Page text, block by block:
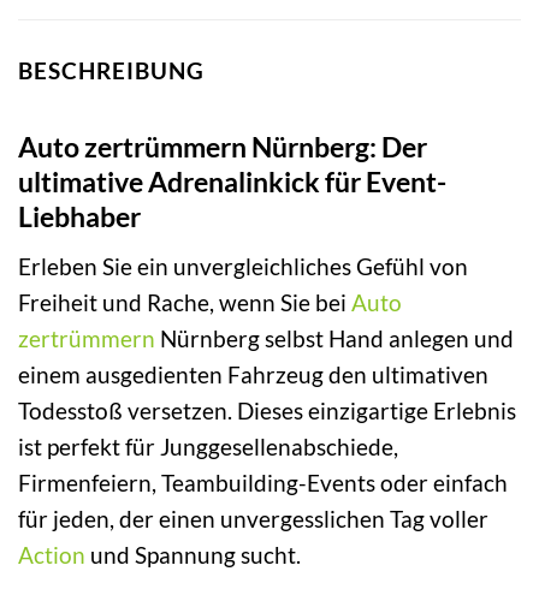
BESCHREIBUNG
Auto zertrümmern Nürnberg: Der
ultimative Adrenalinkick für Event-
Liebhaber
Erleben Sie ein unvergleichliches Gefühl von
Freiheit und Rache, wenn Sie bei Auto
zertrümmern Nürnberg selbst Hand anlegen und
einem ausgedienten Fahrzeug den ultimativen
Todesstoß versetzen. Dieses einzigartige Erlebnis
ist perfekt für Junggesellenabschiede,
Firmenfeiern, Teambuilding-Events oder einfach
für jeden, der einen unvergesslichen Tag voller
Action und Spannung sucht.